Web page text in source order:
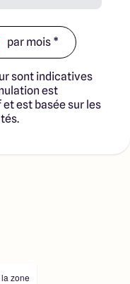
par mois *
sont indicatives
est
est basée sur les
zone